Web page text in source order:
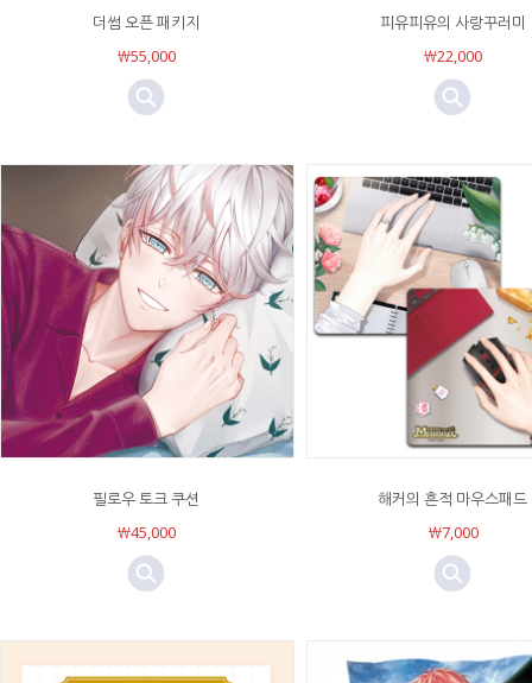
더썸 오픈 패키지
￦55,000
피유피유의 사랑꾸러미
￦22,000
필로우 토크 쿠션
￦45,000
해커의 흔적 마우스패드
￦7,000